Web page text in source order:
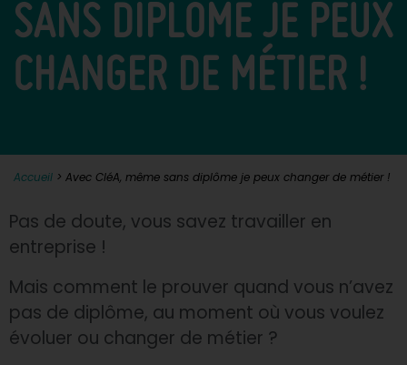
SANS DIPLÔME JE PEUX
CHANGER DE MÉTIER !
Accueil > Avec CléA, même sans diplôme je peux changer de métier !
Pas de doute, vous savez travailler en
entreprise !
Mais comment le prouver quand vous n’avez
pas de diplôme, au moment où vous voulez
évoluer ou changer de métier ?